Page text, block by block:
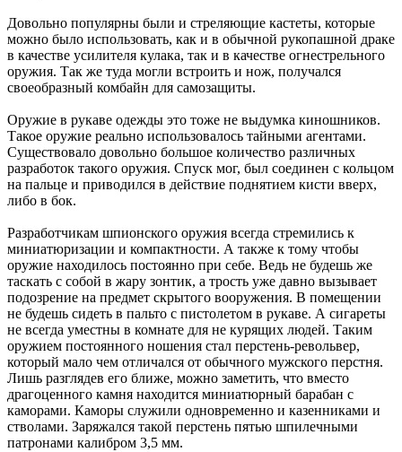
Довольно популярны были и стреляющие кастеты, которые
можно было использовать, как и в обычной рукопашной драке
в качестве усилителя кулака, так и в качестве огнестрельного
оружия. Так же туда могли встроить и нож, получался
своеобразный комбайн для самозащиты.
Оружие в рукаве одежды это тоже не выдумка киношников.
Такое оружие реально использовалось тайными агентами.
Существовало довольно большое количество различных
разработок такого оружия. Спуск мог, был соединен с кольцом
на пальце и приводился в действие поднятием кисти вверх,
либо в бок.
Разработчикам шпионского оружия всегда стремились к
миниатюризации и компактности. А также к тому чтобы
оружие находилось постоянно при себе. Ведь не будешь же
таскать с собой в жару зонтик, а трость уже давно вызывает
подозрение на предмет скрытого вооружения. В помещении
не будешь сидеть в пальто с пистолетом в рукаве. А сигареты
не всегда уместны в комнате для не курящих людей. Таким
оружием постоянного ношения стал перстень-револьвер,
который мало чем отличался от обычного мужского перстня.
Лишь разглядев его ближе, можно заметить, что вместо
драгоценного камня находится миниатюрный барабан с
каморами. Каморы служили одновременно и казенниками и
стволами. Заряжался такой перстень пятью шпилечными
патронами калибром 3,5 мм.